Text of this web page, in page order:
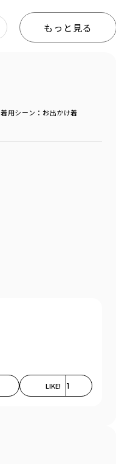
もっと見る
着用シーン ：お出かけ着
LIKE! 1